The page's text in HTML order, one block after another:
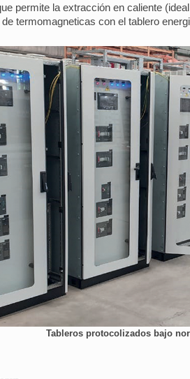
permite la extracción en caliente
termomagneticas con el tablero
Tableros protocolizados bajo